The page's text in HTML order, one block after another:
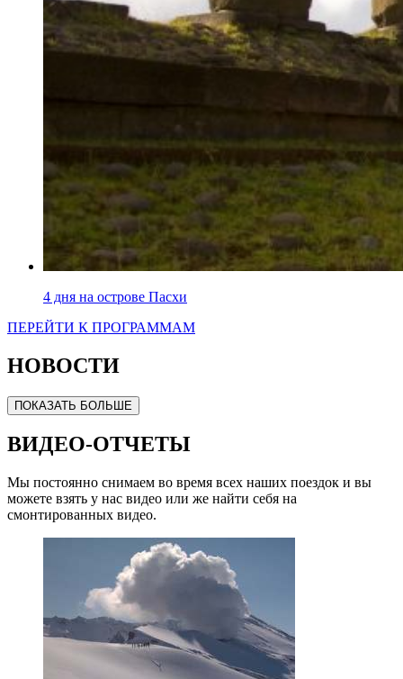
4 дня на острове Пасхи
ПЕРЕЙТИ К ПРОГРАММАМ
НОВОСТИ
ПОКАЗАТЬ БОЛЬШЕ
ВИДЕО-ОТЧЕТЫ
Мы постоянно снимаем во время всех наших поездок и вы
можете взять у нас видео или же найти себя на
смонтированных видео.